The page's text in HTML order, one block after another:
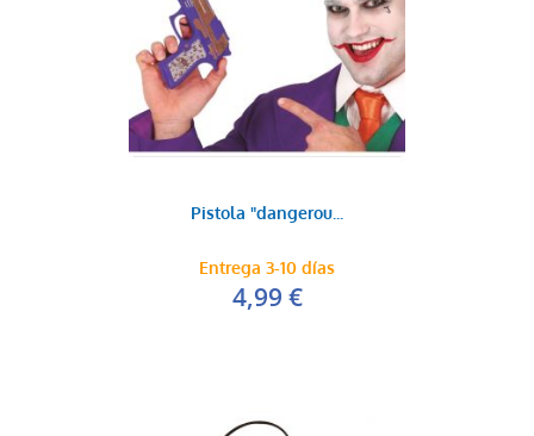
Pistola "dangerou...
Entrega 3-10 días
4,99 €